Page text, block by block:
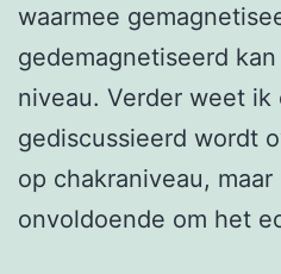
waarmee
gedemagnetiseerd
niveau. Verder weet ik
gediscussieerd wordt
op chakraniveau,
onvoldoende om het